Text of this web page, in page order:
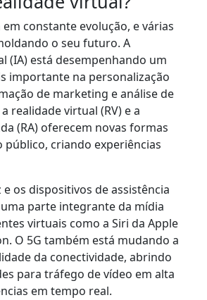
constante evolução, e várias
o seu futuro. A
(IA) está desempenhando um
importante na personalização
de marketing e análise de
realidade virtual (RV) e a
(RA) oferecem novas formas
público, criando experiências
e os dispositivos de assistência
parte integrante da mídia
virtuais como a Siri da Apple
O 5G também está mudando a
da conectividade, abrindo
para tráfego de vídeo em alta
em tempo real.